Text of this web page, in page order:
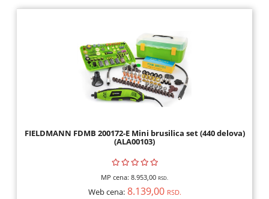
FIELDMANN FDMB 200172-E Mini brusilica set (440 delova)
(ALA00103)
MP cena: 8.953,00 RSD.
Web cena: 8.139,00 RSD.